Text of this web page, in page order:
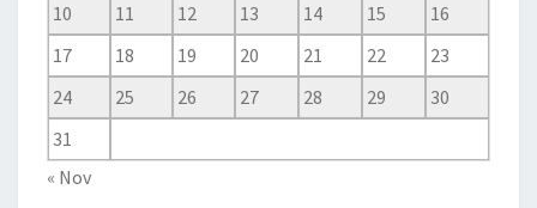
10
11 12 13 14 15
16
17
18 19 20 21 22
23
24
25 26 27 28 29
30
31
« Nov